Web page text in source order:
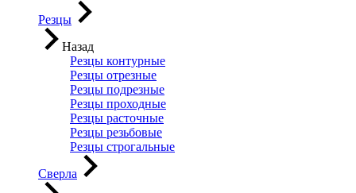
Резцы
Назад
Резцы контурные
Резцы отрезные
Резцы подрезные
Резцы проходные
Резцы расточные
Резцы резьбовые
Резцы строгальные
Сверла